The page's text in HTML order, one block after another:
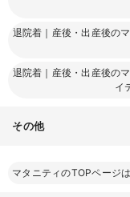
退院着｜産後・出産後の
退院着｜産後・出産後の
イ
その他
マタニティのTOPページ